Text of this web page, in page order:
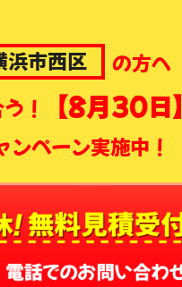
浜市西区
の方へ
！
【8月30日】
ンペーン実施中！